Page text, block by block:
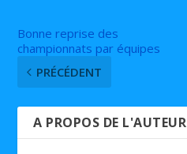
Bonne reprise des
championnats par équipes
PRÉCÉDENT
A PROPOS DE L'AUTEUR